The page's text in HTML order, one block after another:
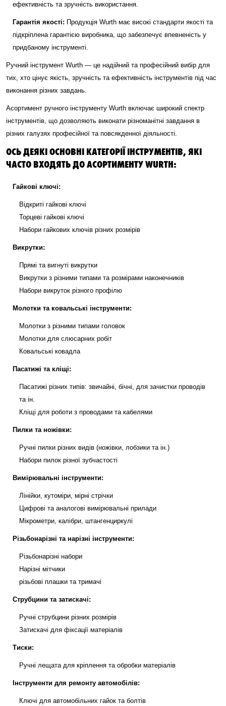
ефективність та зручність використання.
Гарантія якості: Продукція Wurth має високі стандарти якості та
підкріплена гарантією виробника, що забезпечує впевненість у
придбаному інструменті.
Ручний інструмент Wurth — це надійний та професійний вибір для
тих, хто цінує якість, зручність та ефективність інструментів під час
виконання різних завдань.
Асортимент ручного інструменту Wurth включає широкий спектр
інструментів, що дозволяють виконати різноманітні завдання в
різних галузях професійної та повсякденної діяльності.
ОСЬ ДЕЯКІ ОСНОВНІ КАТЕГОРІЇ ІНСТРУМЕНТІВ, ЯКІ
ЧАСТО ВХОДЯТЬ ДО АСОРТИМЕНТУ WURTH:
Гайкові ключі:
Відкриті гайкові ключі
Торцеві гайкові ключі
Набори гайкових ключів різних розмірів
Викрутки:
Прямі та вигнуті викрутки
Викрутки з різними типами та розмірами наконечників
Набори викруток різного профілю
Молотки та ковальські інструменти:
Молотки з різними типами головок
Молотки для слюсарних робіт
Ковальські ковадла
Пасатижі та кліщі:
Пасатижі різних типів: звичайні, бічні, для зачистки проводів
та ін.
Кліщі для роботи з проводами та кабелями
Пилки та ножівки:
Ручні пилки різних видів (ножівки, лобзики та ін.)
Набори пилок різної зубчастості
Вимірювальні інструменти:
Лінійки, кутоміри, мірні стрічки
Цифрові та аналогові вимірювальні прилади
Мікрометри, калібри, штангенциркулі
Різьбонарізні та нарізні інструменти:
Різьбонарізні набори
Нарізні мітчики
різьбові плашки та тримачі
Струбцини та затискачі:
Ручні струбцини різних розмірів
Затискачі для фіксації матеріалів
Тиски:
Ручні лещата для кріплення та обробки матеріалів
Інструменти для ремонту автомобілів:
Ключі для автомобільних гайок та болтів